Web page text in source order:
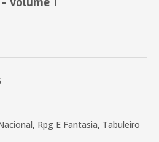
Rpg E Fantasia, Tabuleiro